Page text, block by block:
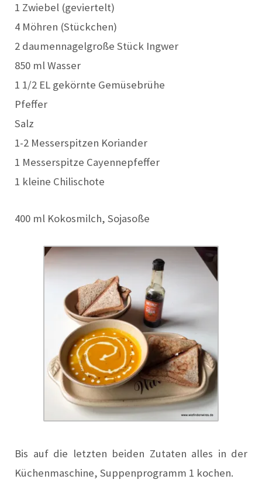
1 Zwiebel (geviertelt)
4 Möhren (Stückchen)
2 daumennagelgroße Stück Ingwer
850 ml Wasser
1 1/2 EL gekörnte Gemüsebrühe
Pfeffer
Salz
1-2 Messerspitzen Koriander
1 Messerspitze Cayennepfeffer
1 kleine Chilischote
400 ml Kokosmilch, Sojasoße
Bis auf die letzten beiden Zutaten alles in der
Küchenmaschine, Suppenprogramm 1 kochen.